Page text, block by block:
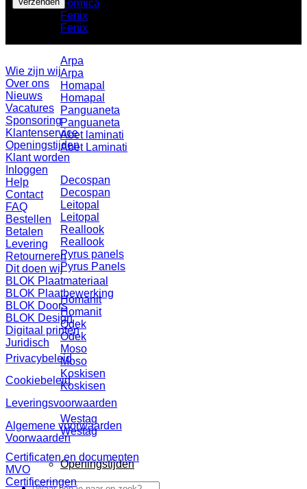
Formica
Fenix
Fenix
Arpa
Arpa
Homapal
Homapal
Panguaneta
Panguaneta
Abet laminati
Abet Laminati
Decospan
Decospan
Leitopal
Leitopal
Reallook
Reallook
Pyrus panels
Pyrus Panels
Homanit
Homanit
Odek
Odek
Moso
Moso
Koskisen
Koskisen
Westag
Westag
Openingstijden
Zoeken
Wie zijn wij
Over ons
Nieuws
Vacatures
Sponsoring
Klantenservice
Openingstijden
Klant worden
Inloggen
Help
Contact
FAQ
Bestellen
Betalen
Levering
Retourneren
Dit doen wij
BLOK Plaatmateriaal
BLOK Plaatbewerking
BLOK Doors
BLOK Design
Digitaal printen
Juridisch
Privacybeleid
Cookiebeleid
Leveringsvoorwaarden
Algemene voorwaarden
Voorwaarden
Certificaten en documenten
MVO
Certificeringen